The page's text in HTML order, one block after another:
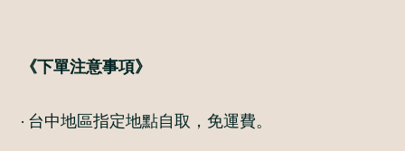
《下單注意事項》
· 台中地區指定地點自取，免運費。